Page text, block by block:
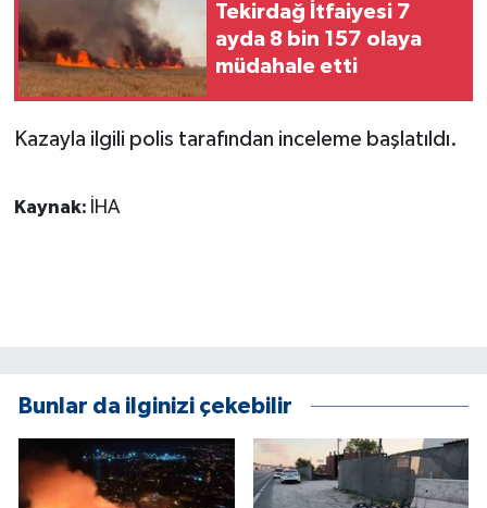
Tekirdağ İtfaiyesi 7
ayda 8 bin 157 olaya
müdahale etti
Kazayla ilgili polis tarafından inceleme başlatıldı.
Kaynak: İHA
Bunlar da ilginizi çekebilir
Jandarma
Kadın
KÜLTÜR SANAT
SİYASET
SPOR HABERLERİ